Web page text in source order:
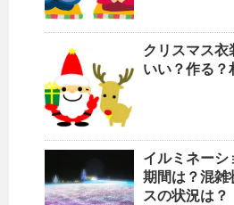
クリスマス衣
いい？作る？
イルミネーシ
期間は？混雑
スの状況は？